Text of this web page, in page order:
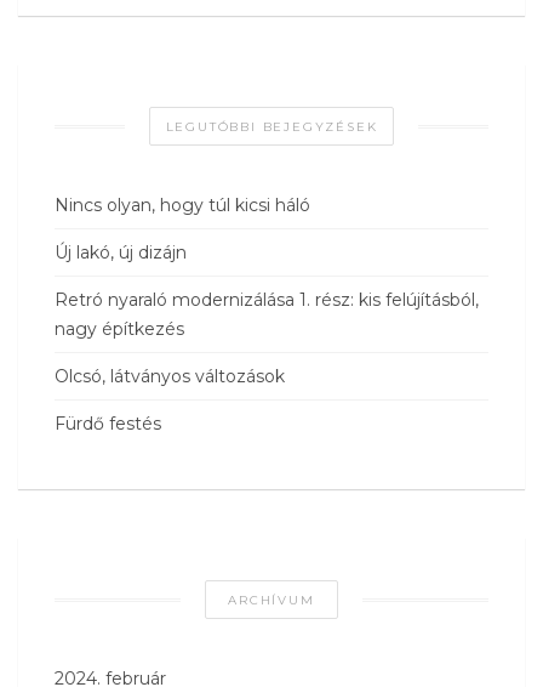
LEGUTÓBBI BEJEGYZÉSEK
Nincs olyan, hogy túl kicsi háló
Új lakó, új dizájn
Retró nyaraló modernizálása 1. rész: kis felújításból,
nagy építkezés
Olcsó, látványos változások
Fürdő festés
ARCHÍVUM
2024. február